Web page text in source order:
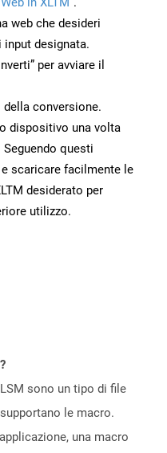
web che desideri
designata.
per avviare il
conversione.
dispositivo una volta
questi
scaricare facilmente le
desiderato per
utilizzo.
sono un tipo di file
le macro.
una macro